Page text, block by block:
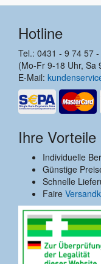
Hotline
Tel.: 0431 - 9 74 57
(Mo-Fr 9-18 Uhr, Sa
E-Mail:
Ihre Vorteile
Individuelle
Günstige
Schnelle
Faire